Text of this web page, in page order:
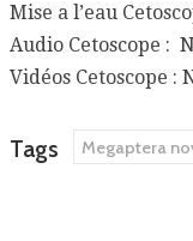
Mise a l’eau
Audio Cetoscope :
Vidéos Cetoscope :
Tags Megaptera